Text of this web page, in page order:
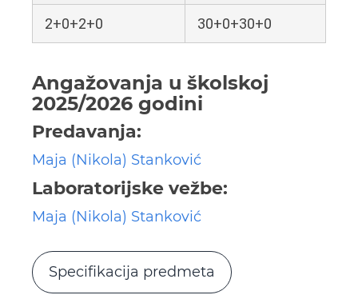
2+0+2+0 30+0+30+0
Angažovanja u školskoj
2025/2026 godini
Predavanja:
Maja (Nikola) Stanković
Laboratorijske vežbe:
Maja (Nikola) Stanković
Specifikacija predmeta